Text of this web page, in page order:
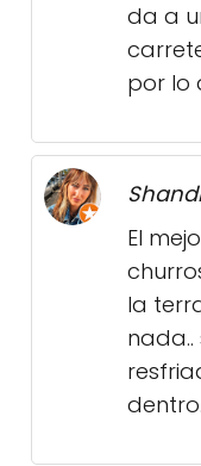
da a
por lo
El
la